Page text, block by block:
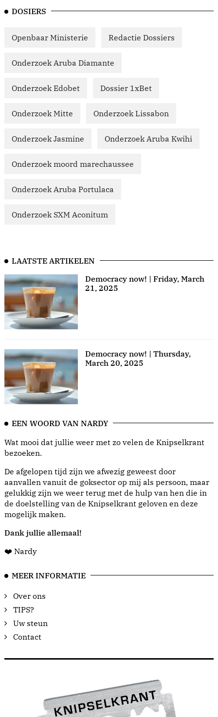
DOSIERS
Openbaar Ministerie Redactie Dossiers
Onderzoek Aruba Diamante
Onderzoek Edobet Dossier 1xBet
Onderzoek Mitte Onderzoek Lissabon
Onderzoek Jasmine Onderzoek Aruba Kwihi
Onderzoek moord marechaussee
Onderzoek Aruba Portulaca
Onderzoek SXM Aconitum
LAATSTE ARTIKELEN
Democracy now! | Friday, March
21, 2025
Democracy now! | Thursday,
March 20, 2025
EEN WOORD VAN NARDY
Wat mooi dat jullie weer met zo velen de Knipselkrant
bezoeken.
De afgelopen tijd zijn we afwezig geweest door
aanvallen vanuit de goksector op mij als persoon, maar
gelukkig zijn we weer terug met de hulp van hen die in
de doelstelling van de Knipselkrant geloven en deze
mogelijk maken.
Dank jullie allemaal!
❤️ Nardy
MEER INFORMATIE
Over ons
TIPS?
Uw steun
Contact